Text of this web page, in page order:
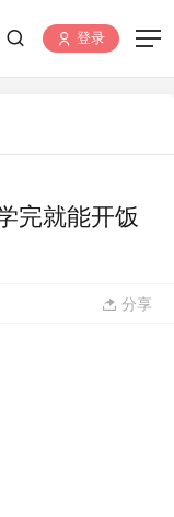
登录
完就能开饭
分享